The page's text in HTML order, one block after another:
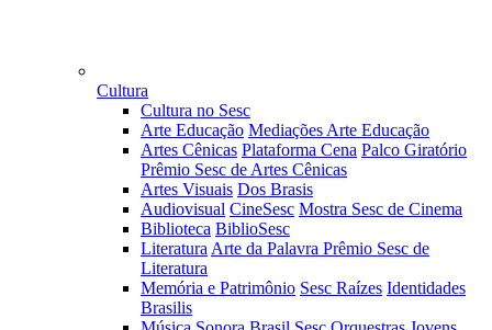
Cultura
Cultura no Sesc
Arte Educação Mediações Arte Educação
Artes Cênicas Plataforma Cena Palco Giratório
Prêmio Sesc de Artes Cênicas
Artes Visuais Dos Brasis
Audiovisual CineSesc Mostra Sesc de Cinema
Biblioteca BiblioSesc
Literatura Arte da Palavra Prêmio Sesc de
Literatura
Memória e Patrimônio Sesc Raízes Identidades
Brasilis